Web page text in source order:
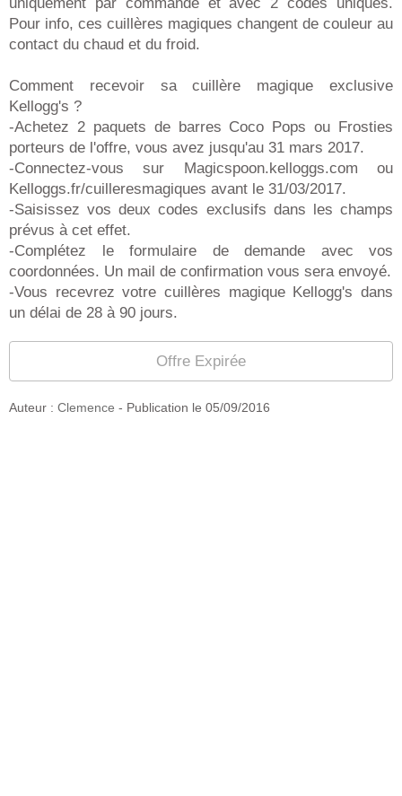
Pour info, ces cuillères magiques changent de couleur au
contact du chaud et du froid.
Comment recevoir sa cuillère magique exclusive
Kellogg's ?
-Achetez 2 paquets de barres Coco Pops ou Frosties
porteurs de l'offre, vous avez jusqu'au 31 mars 2017.
-Connectez-vous sur Magicspoon.kelloggs.com ou
Kelloggs.fr/cuilleresmagiques avant le 31/03/2017.
-Saisissez vos deux codes exclusifs dans les champs
prévus à cet effet.
-Complétez le formulaire de demande avec vos
coordonnées. Un mail de confirmation vous sera envoyé.
-Vous recevrez votre cuillères magique Kellogg's dans
un délai de 28 à 90 jours.
Offre Expirée
Auteur : Clemence - Publication le 05/09/2016